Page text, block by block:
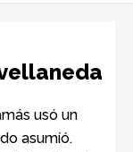
usó un
asumíó.